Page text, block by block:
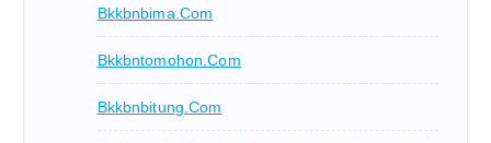
Bkkbnbima.com
Bkkbntomohon.com
Bkkbnbitung.com